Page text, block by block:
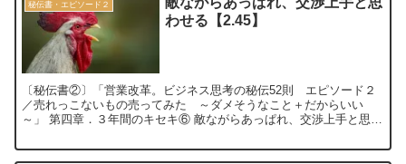
秘伝書・エピソード２
わせる【2.45】
〔秘伝書②〕「営業改革。ビジネス思考の秘伝52則 エピソード２
／売れっこないもの売ってみた ～ダメそうなこと＋だからいい
～」 第四章．３年間のキセキ⑥ 敵ながらあっぱれ、交渉上手と思わ